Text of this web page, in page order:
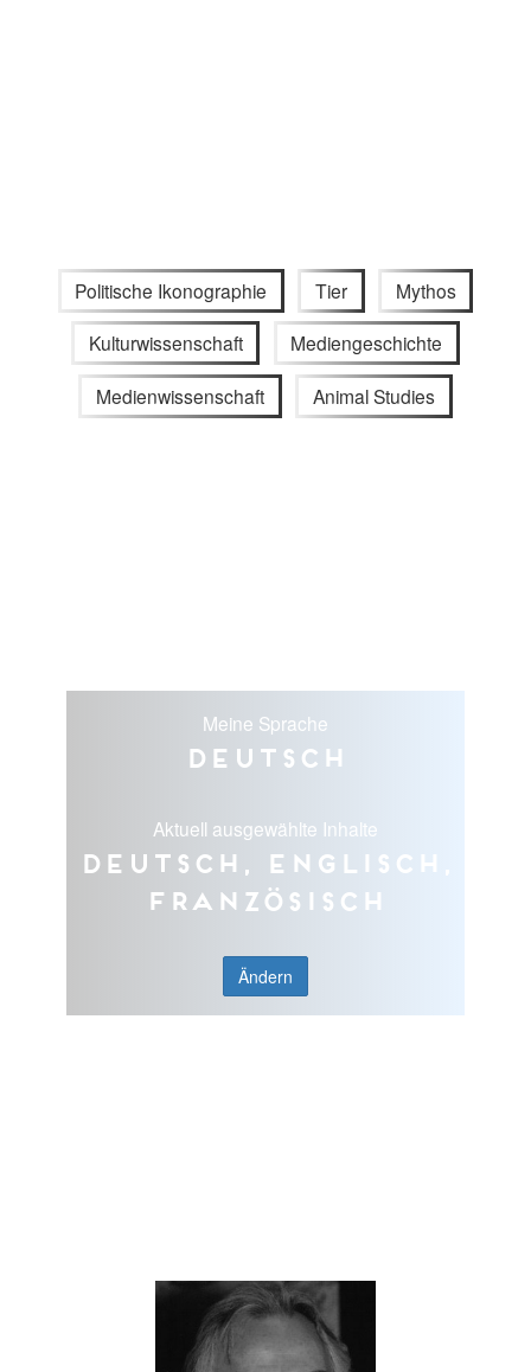
Politische Ikonographie Tier Mythos
Kulturwissenschaft Mediengeschichte
Medienwissenschaft Animal Studies
Meine Sprache
Deutsch
Aktuell ausgewählte Inhalte
Deutsch, Englisch,
Französisch
Ändern